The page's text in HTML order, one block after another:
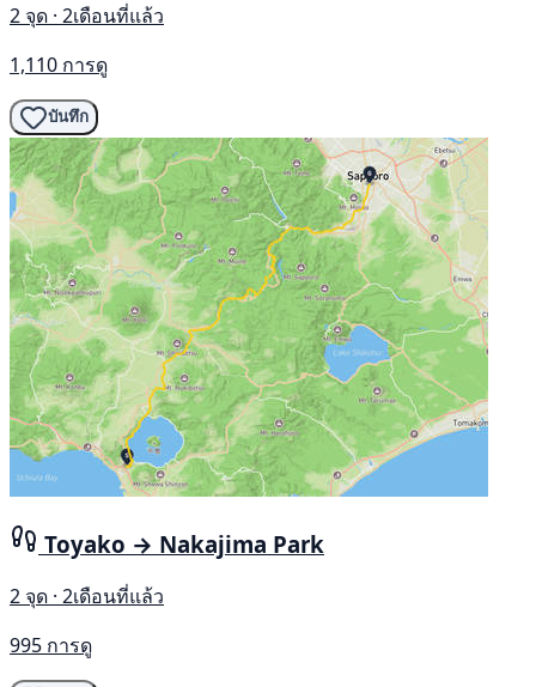
2 จุด · 2เดือนที่แล้ว
1,110 การดู
บันทึก
Toyako → Nakajima Park
2 จุด · 2เดือนที่แล้ว
995 การดู